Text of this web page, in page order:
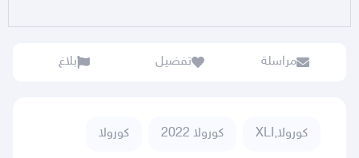
مراسلة تفضيل بلاغ
كورولا,XLI كورولا 2022 كورولا